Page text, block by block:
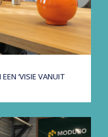
‘VISIE VANUIT